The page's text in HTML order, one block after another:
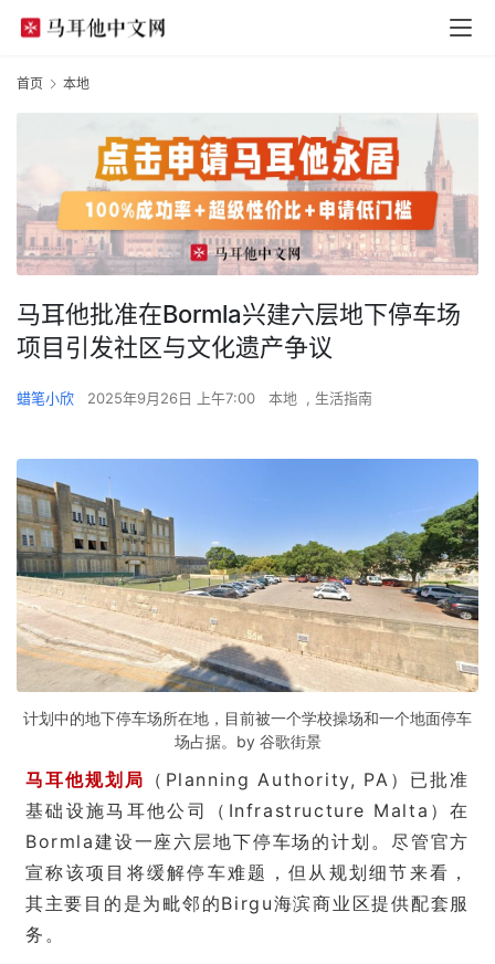
首页 本地
马耳他批准在Bormla兴建六层地下停车场
项目引发社区与文化遗产争议
蜡笔小欣 2025年9月26日 上午7:00 本地 , 生活指南
计划中的地下停车场所在地，目前被一个学校操场和一个地面停车
场占据。by 谷歌街景
马耳他规划局 （Planning Authority, PA）已批准
基础设施马耳他公司（Infrastructure Malta）在
Bormla建设一座六层地下停车场的计划。尽管官方
宣称该项目将缓解停车难题，但从规划细节来看，
其主要目的是为毗邻的Birgu海滨商业区提供配套服
务。